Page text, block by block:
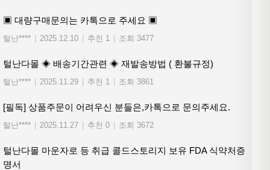
▣ 대량구매문의는 카톡으로 주세요 ▣
털난**** 2025.12.10 추천 1 조회 3477
털난다몰 ◈ 배송기간관련 ◈ 재발송방법 ( 환불규정)
털난**** 2025.11.29 추천 1 조회 3861
[필독] 상품주문이 어려우신 분들은,카톡으로 문의주세요.
털난**** 2025.11.27 추천 0 조회 3672
털난다몰 마운자로 등 취급 콜드스토리지 보유 FDA 식약처증
명서